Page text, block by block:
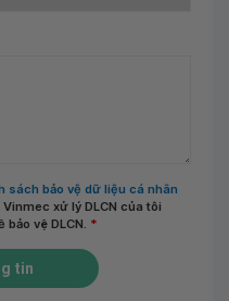
sách bảo vệ dữ liệu cá nhân
xử lý DLCN của tôi
vệ DLCN. *
tin